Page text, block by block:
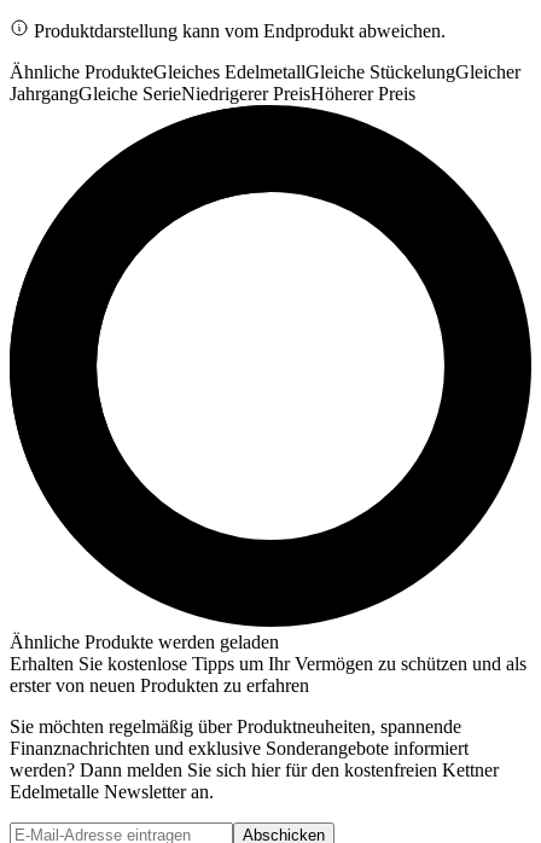
Produktdarstellung kann vom Endprodukt abweichen.
Ähnliche ProdukteGleiches EdelmetallGleiche StückelungGleicher
JahrgangGleiche SerieNiedrigerer PreisHöherer Preis
Ähnliche Produkte werden geladen
Erhalten Sie kostenlose Tipps um Ihr Vermögen zu schützen und als
erster von neuen Produkten zu erfahren
Sie möchten regelmäßig über Produktneuheiten, spannende
Finanznachrichten und exklusive Sonderangebote informiert
werden? Dann melden Sie sich hier für den kostenfreien Kettner
Edelmetalle Newsletter an.
Abschicken